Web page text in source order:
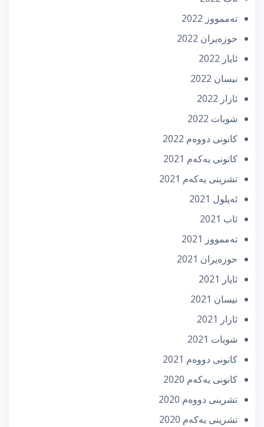
تەممووز 2022
حوزه‌یران 2022
ئایار 2022
نیسان 2022
ئازار 2022
شوبات 2022
كانونی دووه‌م 2022
كانونی یه‌كه‌م 2021
تشرینی یه‌كه‌م 2021
ئه‌یلول 2021
ئاب 2021
تەممووز 2021
حوزه‌یران 2021
ئایار 2021
نیسان 2021
ئازار 2021
شوبات 2021
كانونی دووه‌م 2021
كانونی یه‌كه‌م 2020
تشرینی دووه‌م 2020
تشرینی یه‌كه‌م 2020